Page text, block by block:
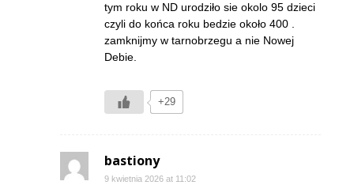
tym roku w ND urodziło sie okolo 95 dzieci
czyli do końca roku bedzie około 400 .
zamknijmy w tarnobrzegu a nie Nowej
Debie.
+29
bastiony
9 kwietnia 2026 at 11:02